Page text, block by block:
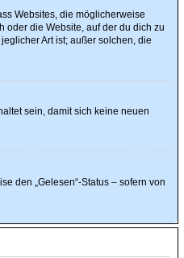
Websites, die möglicherweise
oder die Website, auf der du dich zu
Art ist; außer solchen, die
sein, damit sich keine neuen
den „Gelesen“-Status – sofern von